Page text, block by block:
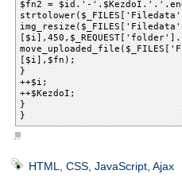
$fn2 = $id.'-
[$i],$fn);
}
++$i;
++$KezdoI;
}
}
■
HTML, CSS, JavaScript, Ajax